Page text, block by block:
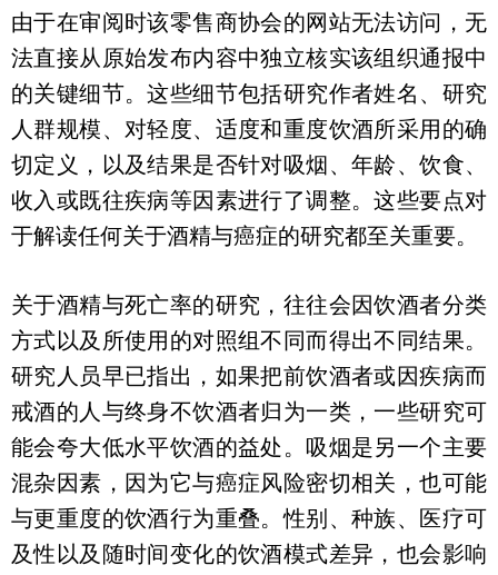
由于在审阅时该零售商协会的网站无法访问，无
法直接从原始发布内容中独立核实该组织通报中
的关键细节。这些细节包括研究作者姓名、研究
人群规模、对轻度、适度和重度饮酒所采用的确
切定义，以及结果是否针对吸烟、年龄、饮食、
收入或既往疾病等因素进行了调整。这些要点对
于解读任何关于酒精与癌症的研究都至关重要。
关于酒精与死亡率的研究，往往会因饮酒者分类
方式以及所使用的对照组不同而得出不同结果。
研究人员早已指出，如果把前饮酒者或因疾病而
戒酒的人与终身不饮酒者归为一类，一些研究可
能会夸大低水平饮酒的益处。吸烟是另一个主要
混杂因素，因为它与癌症风险密切相关，也可能
与更重度的饮酒行为重叠。性别、种族、医疗可
及性以及随时间变化的饮酒模式差异，也会影响